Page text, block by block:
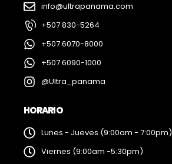
info@ultrapanama.com
+507 830-5264
+507 6070-8000
+507 6090-1000
@Ultra_panama
HORARIO
Lunes - Jueves (9:00am - 7:00pm)
Viernes (9:00am -5:30pm)